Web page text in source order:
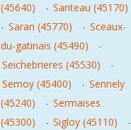
(45640)
- Santeau (45170)
- Saran (45770) - Sceaux-
du-gatinais (45490)
-
Seichebrieres (45530)
-
Semoy (45400)
- Sennely
(45240)
- Sermaises
(45300)
- Sigloy (45110)
-